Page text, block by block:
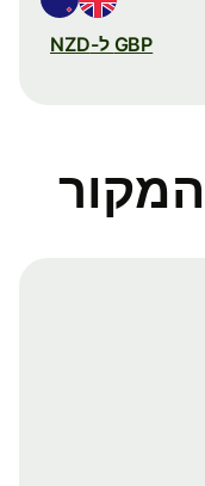
GBP ל-NZD